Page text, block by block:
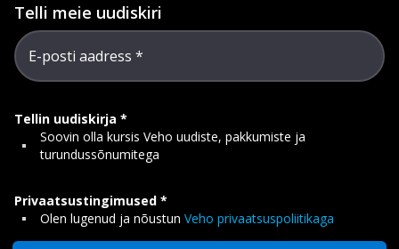
Telli meie uudiskiri
E-posti aadress
Tellin uudiskirja
Soovin olla kursis Veho uudiste, pakkumiste ja
turundussõnumitega
Privaatsustingimused
Olen lugenud ja nõustun Veho privaatsuspoliitikaga